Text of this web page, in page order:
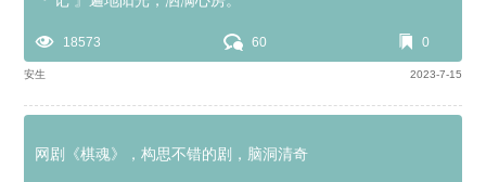
18573 60 0
安生 2023-7-15
网剧《棋魂》，构思不错的剧，脑洞清奇